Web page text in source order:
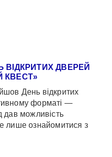
ВІДКРИТИХ ДВЕРЕЙ
КВЕСТ»
День відкритих
форматі —
можливість
лише ознайомитися з